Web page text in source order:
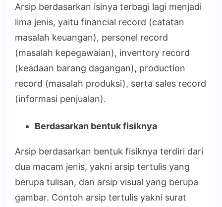
Arsip berdasarkan isinya terbagi lagi menjadi
lima jenis, yaitu financial record (catatan
masalah keuangan), personel record
(masalah kepegawaian), inventory record
(keadaan barang dagangan), production
record (masalah produksi), serta sales record
(informasi penjualan).
Berdasarkan bentuk fisiknya
Arsip berdasarkan bentuk fisiknya terdiri dari
dua macam jenis, yakni arsip tertulis yang
berupa tulisan, dan arsip visual yang berupa
gambar. Contoh arsip tertulis yakni surat